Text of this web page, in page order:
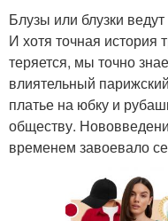
Блузы или блузки
И хотя точная
теряется, мы точно
влиятельный
платье на юбку и
обществу.
временем завоевало